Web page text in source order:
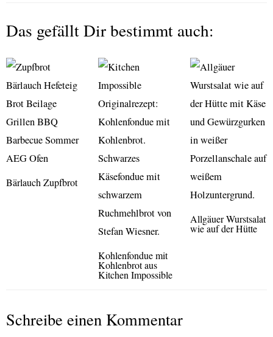
Das gefällt Dir bestimmt auch:
Bärlauch Zupfbrot
Kohlenfondue mit
Kohlenbrot aus
Kitchen Impossible
Allgäuer Wurstsalat
wie auf der Hütte
Schreibe einen Kommentar